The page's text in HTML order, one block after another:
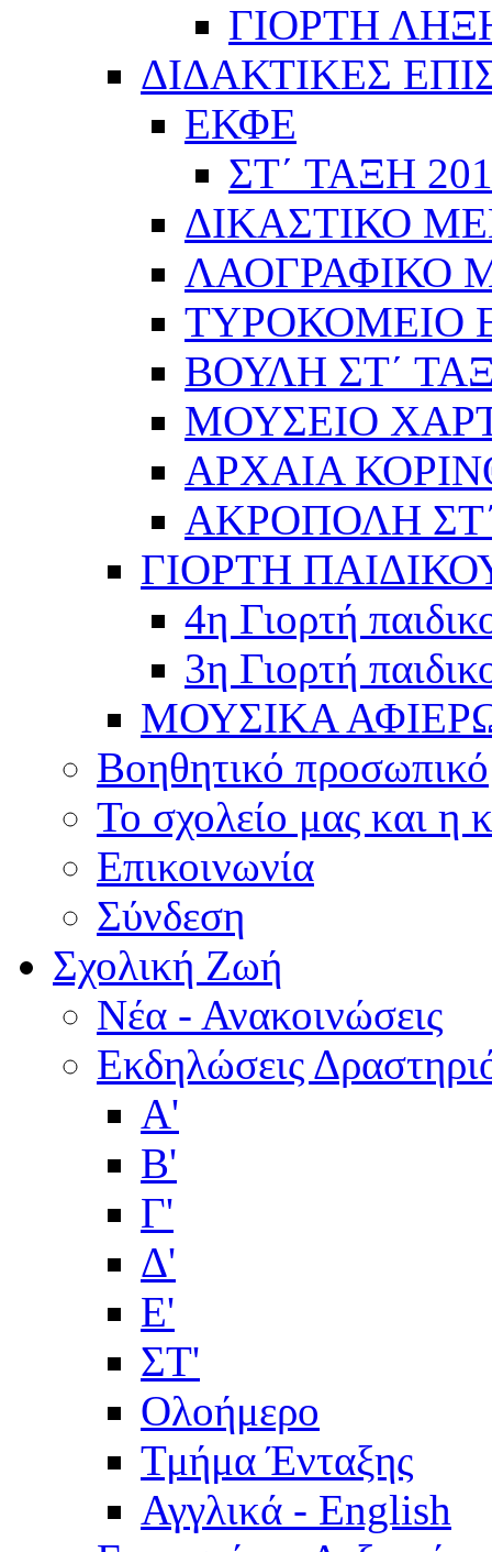
ΓΙΟΡΤΗ
ΔΙΔΑΚΤΙΚΕΣ
ΕΚΦΕ
ΣΤ΄ ΤΑΞΗ
ΔΙΚΑΣΤΙΚΟ
ΛΑΟΓΡΑΦΙΚΟ
ΤΥΡΟΚΟΜΕΙΟ
ΒΟΥΛΗ ΣΤ΄
ΜΟΥΣΕΙΟ
ΑΡΧΑΙΑ
ΑΚΡΟΠΟΛΗ
ΓΙΟΡΤΗ
4η Γιορτή
3η Γιορτή
ΜΟΥΣΙΚΑ
Βοηθητικό προσωπικό
Το σχολείο μας και η
Επικοινωνία
Σύνδεση
Σχολική Ζωή
Νέα - Ανακοινώσεις
Εκδηλώσεις
Α'
Β'
Γ'
Δ'
Ε'
ΣΤ'
Ολοήμερο
Τμήμα Ένταξης
Αγγλικά - English